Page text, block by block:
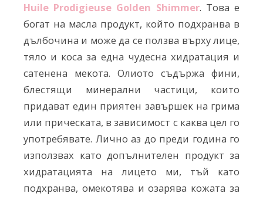
Huile Prodigieuse Golden Shimmer. Това е
богат на масла продукт, който подхранва в
дълбочина и може да се ползва върху лице,
тяло и коса за една чудесна хидратация и
сатенена мекота. Олиото съдържа фини,
блестящи минерални частици, които
придават един приятен завършек на грима
или прическата, в зависимост с каква цел го
употребявате. Лично аз до преди година го
използвах като допълнителен продукт за
хидратацията на лицето ми, тъй като
подхранва, омекотява и озарява кожата за